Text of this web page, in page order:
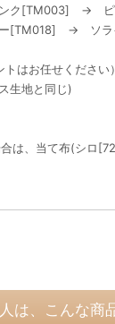
ンク[TM003] → ピ
ー[TM018] → ソラ
はお任せください）
生地と同じ)
は、当て布(シロ
は、こんな商